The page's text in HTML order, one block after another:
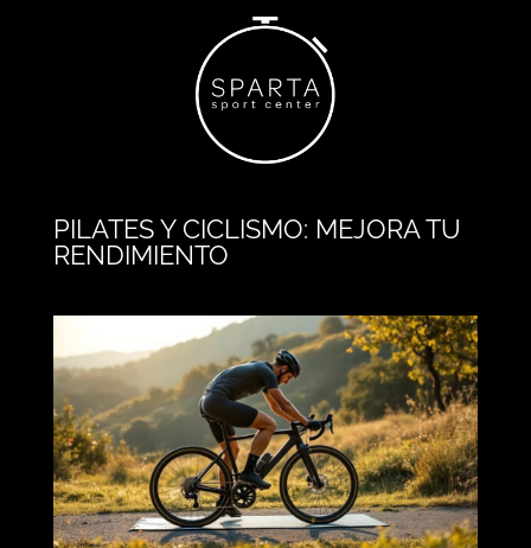
PILATES Y CICLISMO: MEJORA TU
RENDIMIENTO